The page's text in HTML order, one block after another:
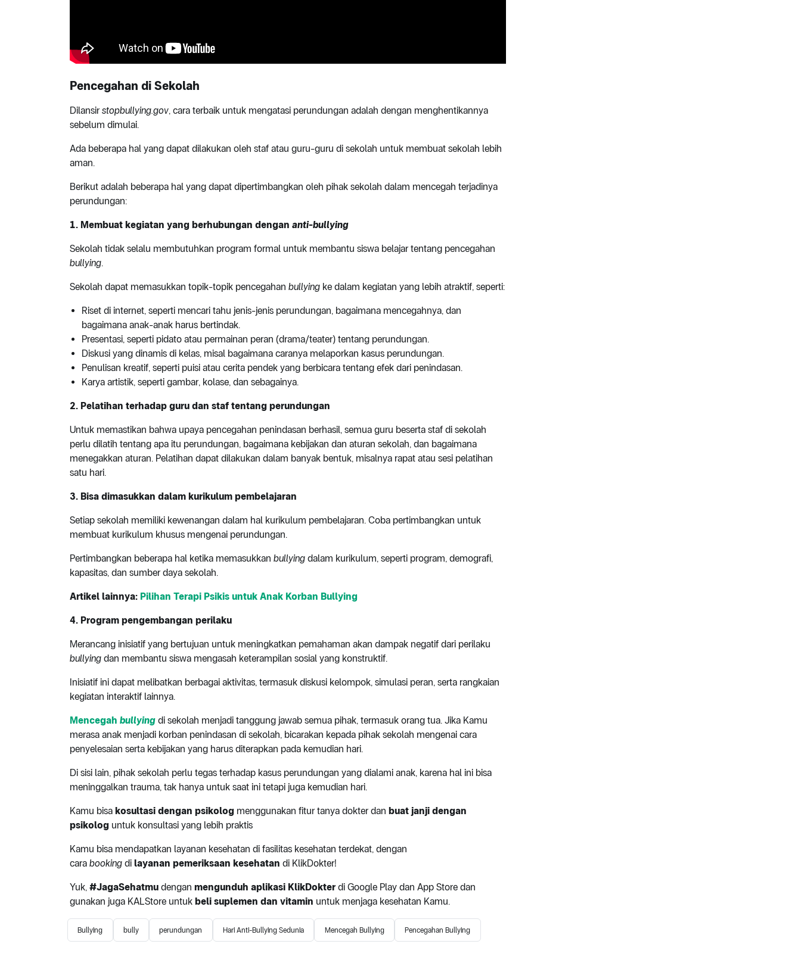
Pencegahan di Sekolah
Dilansir stopbullying.gov, cara terbaik untuk mengatasi perundungan adalah dengan menghentikannya
sebelum dimulai.
Ada beberapa hal yang dapat dilakukan oleh staf atau guru-guru di sekolah untuk membuat sekolah lebih
aman.
Berikut adalah beberapa hal yang dapat dipertimbangkan oleh pihak sekolah dalam mencegah terjadinya
perundungan:
1. Membuat kegiatan yang berhubungan dengan anti-bullying
Sekolah tidak selalu membutuhkan program formal untuk membantu siswa belajar tentang pencegahan
bullying.
Sekolah dapat memasukkan topik-topik pencegahan bullying ke dalam kegiatan yang lebih atraktif, seperti:
Riset di internet, seperti mencari tahu jenis-jenis perundungan, bagaimana mencegahnya, dan
bagaimana anak-anak harus bertindak.
Presentasi, seperti pidato atau permainan peran (drama/teater) tentang perundungan.
Diskusi yang dinamis di kelas, misal bagaimana caranya melaporkan kasus perundungan.
Penulisan kreatif, seperti puisi atau cerita pendek yang berbicara tentang efek dari penindasan.
Karya artistik, seperti gambar, kolase, dan sebagainya.
2. Pelatihan terhadap guru dan staf tentang perundungan
Untuk memastikan bahwa upaya pencegahan penindasan berhasil, semua guru beserta staf di sekolah
perlu dilatih tentang apa itu perundungan, bagaimana kebijakan dan aturan sekolah, dan bagaimana
menegakkan aturan. Pelatihan dapat dilakukan dalam banyak bentuk, misalnya rapat atau sesi pelatihan
satu hari.
3. Bisa dimasukkan dalam kurikulum pembelajaran
Setiap sekolah memiliki kewenangan dalam hal kurikulum pembelajaran. Coba pertimbangkan untuk
membuat kurikulum khusus mengenai perundungan.
Pertimbangkan beberapa hal ketika memasukkan bullying dalam kurikulum, seperti program, demografi,
kapasitas, dan sumber daya sekolah.
Artikel lainnya: Pilihan Terapi Psikis untuk Anak Korban Bullying
4. Program pengembangan perilaku
Merancang inisiatif yang bertujuan untuk meningkatkan pemahaman akan dampak negatif dari perilaku
bullying dan membantu siswa mengasah keterampilan sosial yang konstruktif.
Inisiatif ini dapat melibatkan berbagai aktivitas, termasuk diskusi kelompok, simulasi peran, serta rangkaian
kegiatan interaktif lainnya.
Mencegah bullying di sekolah menjadi tanggung jawab semua pihak, termasuk orang tua. Jika Kamu
merasa anak menjadi korban penindasan di sekolah, bicarakan kepada pihak sekolah mengenai cara
penyelesaian serta kebijakan yang harus diterapkan pada kemudian hari.
Di sisi lain, pihak sekolah perlu tegas terhadap kasus perundungan yang dialami anak, karena hal ini bisa
meninggalkan trauma, tak hanya untuk saat ini tetapi juga kemudian hari.
Kamu bisa kosultasi dengan psikolog menggunakan fitur tanya dokter dan buat janji dengan
psikolog untuk konsultasi yang lebih praktis
Kamu bisa mendapatkan layanan kesehatan di fasilitas kesehatan terdekat, dengan
cara booking di layanan pemeriksaan kesehatan di KlikDokter!
Yuk, #JagaSehatmu dengan mengunduh aplikasi KlikDokter di Google Play dan App Store dan
gunakan juga KALStore untuk beli suplemen dan vitamin untuk menjaga kesehatan Kamu.
Bullying bully perundungan Hari Anti-Bullying Sedunia Mencegah Bullying Pencegahan Bullying